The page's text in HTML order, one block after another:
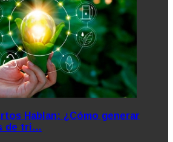
Hablan: ¿Cómo generar
de tri…